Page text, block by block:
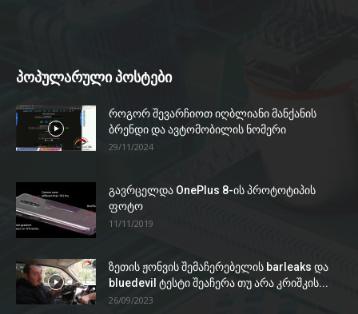
პოპულარული პოსტები
როგორ შევარჩიოთ იღბლიანი მანქანის
ბრენდი და ავტომობილის ნომერი
29/11/2024
გავრცელდა OnePlus 8-ის პროტოტიპის
ფოტო
11/11/2019
ზეთის ჟონვის შემაჩერებელის barleaks და
bluedevil ტესტი შეაჩერა თუ არა კრიშკის...
26/09/2023